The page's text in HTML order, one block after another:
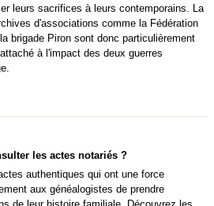
leurs sacrifices à leurs contemporains. La
d'associations comme la Fédération
brigade Piron sont donc particulièrement
à l'impact des deux guerres
les actes notariés ?
authentiques qui ont une force
aux généalogistes de prendre